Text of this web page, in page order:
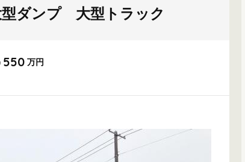
ダンプ 大型トラック
550 万円